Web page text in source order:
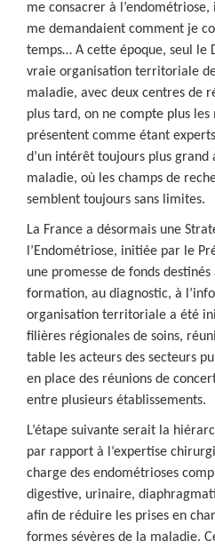
me consacrer à
me demandaient comment je
temps… A cette époque, seul le
vraie organisation territoriale
maladie, avec deux centres de
plus tard, on ne compte plus
présentent comme étant
d’un intérêt toujours plus
maladie, où les champs de
semblent toujours sans limites.
La France a désormais une
l’Endométriose, initiée par le
une promesse de fonds
formation, au diagnostic, à
organisation territoriale a été
filières régionales de soins,
table les acteurs des secteurs
en place des réunions de
entre plusieurs établissements.
L’étape suivante serait la
par rapport à l‘expertise
charge des endométrioses
digestive, urinaire,
afin de réduire les prises en
formes sévères de la maladie.